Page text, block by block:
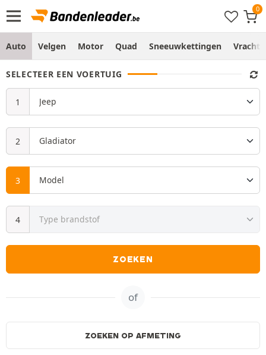
Auto Velgen Motor Quad Sneeuwkettingen
SELECTEER EEN VOERTUIG
ZOEKEN
of
ZOEKEN OP AFMETING